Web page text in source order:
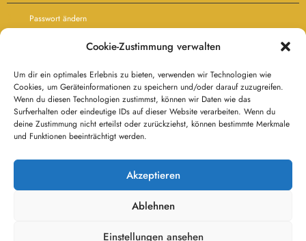
Cookie-Zustimmung verwalten
Um dir ein optimales Erlebnis zu bieten, verwenden wir Technologien wie
Cookies, um Geräteinformationen zu speichern und/oder darauf zuzugreifen.
Wenn du diesen Technologien zustimmst, können wir Daten wie das
Surfverhalten oder eindeutige IDs auf dieser Website verarbeiten. Wenn du
deine Zustimmung nicht erteilst oder zurückziehst, können bestimmte Merkmale
und Funktionen beeinträchtigt werden.
Akzeptieren
Ablehnen
Einstellungen ansehen
Passwort ändern
Besucher heute:
278
Besucher gestern:
Besucher gesamt:
Haftungsausschluß Kontakt